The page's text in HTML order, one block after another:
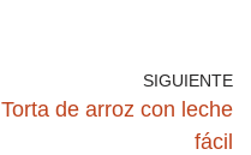
SIGUIENTE
Torta de arroz con leche
fácil